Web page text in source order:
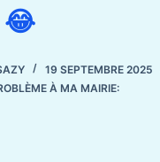
😂
19 SEPTEMBRE 2025
À MA MAIRIE: